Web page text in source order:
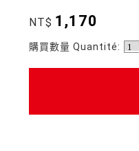
NT$ 1,170
購買數量 Quantité: